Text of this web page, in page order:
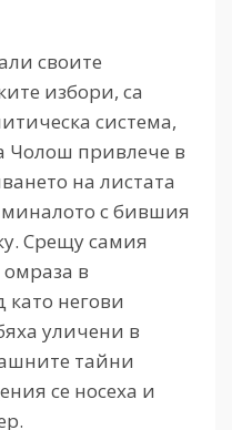
своите
избори, са
система,
Чолош привлече в
на листата
с бившия
Срещу самия
в
негови
уличени в
тайни
се носеха и